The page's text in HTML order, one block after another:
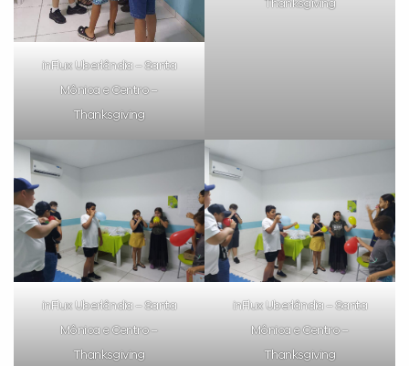
inFlux Uberlândia – Santa
Mônica e Centro –
Thanksgiving
Thanksgiving
inFlux Uberlândia – Santa
Mônica e Centro –
Thanksgiving
inFlux Uberlândia – Santa
Mônica e Centro –
Thanksgiving